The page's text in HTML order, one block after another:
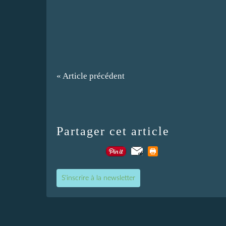
« Article précédent
Partager cet article
S'inscrire à la newsletter